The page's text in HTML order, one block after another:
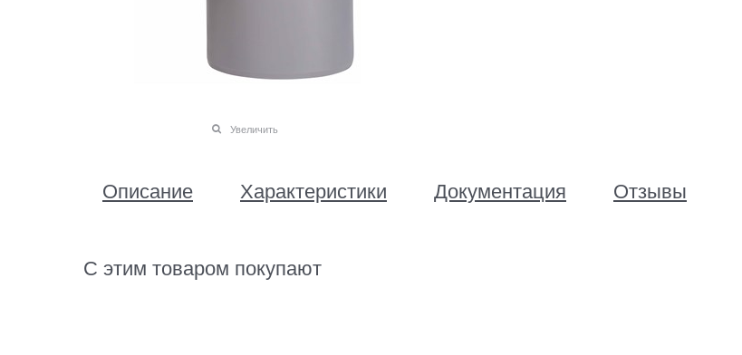
Увеличить
Описание Характеристики Документация Отзывы
С этим товаром покупают